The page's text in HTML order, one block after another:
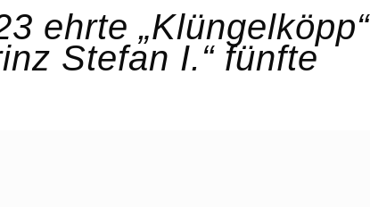
ehrte „Klüngelköpp“
Stefan I.“ fünfte